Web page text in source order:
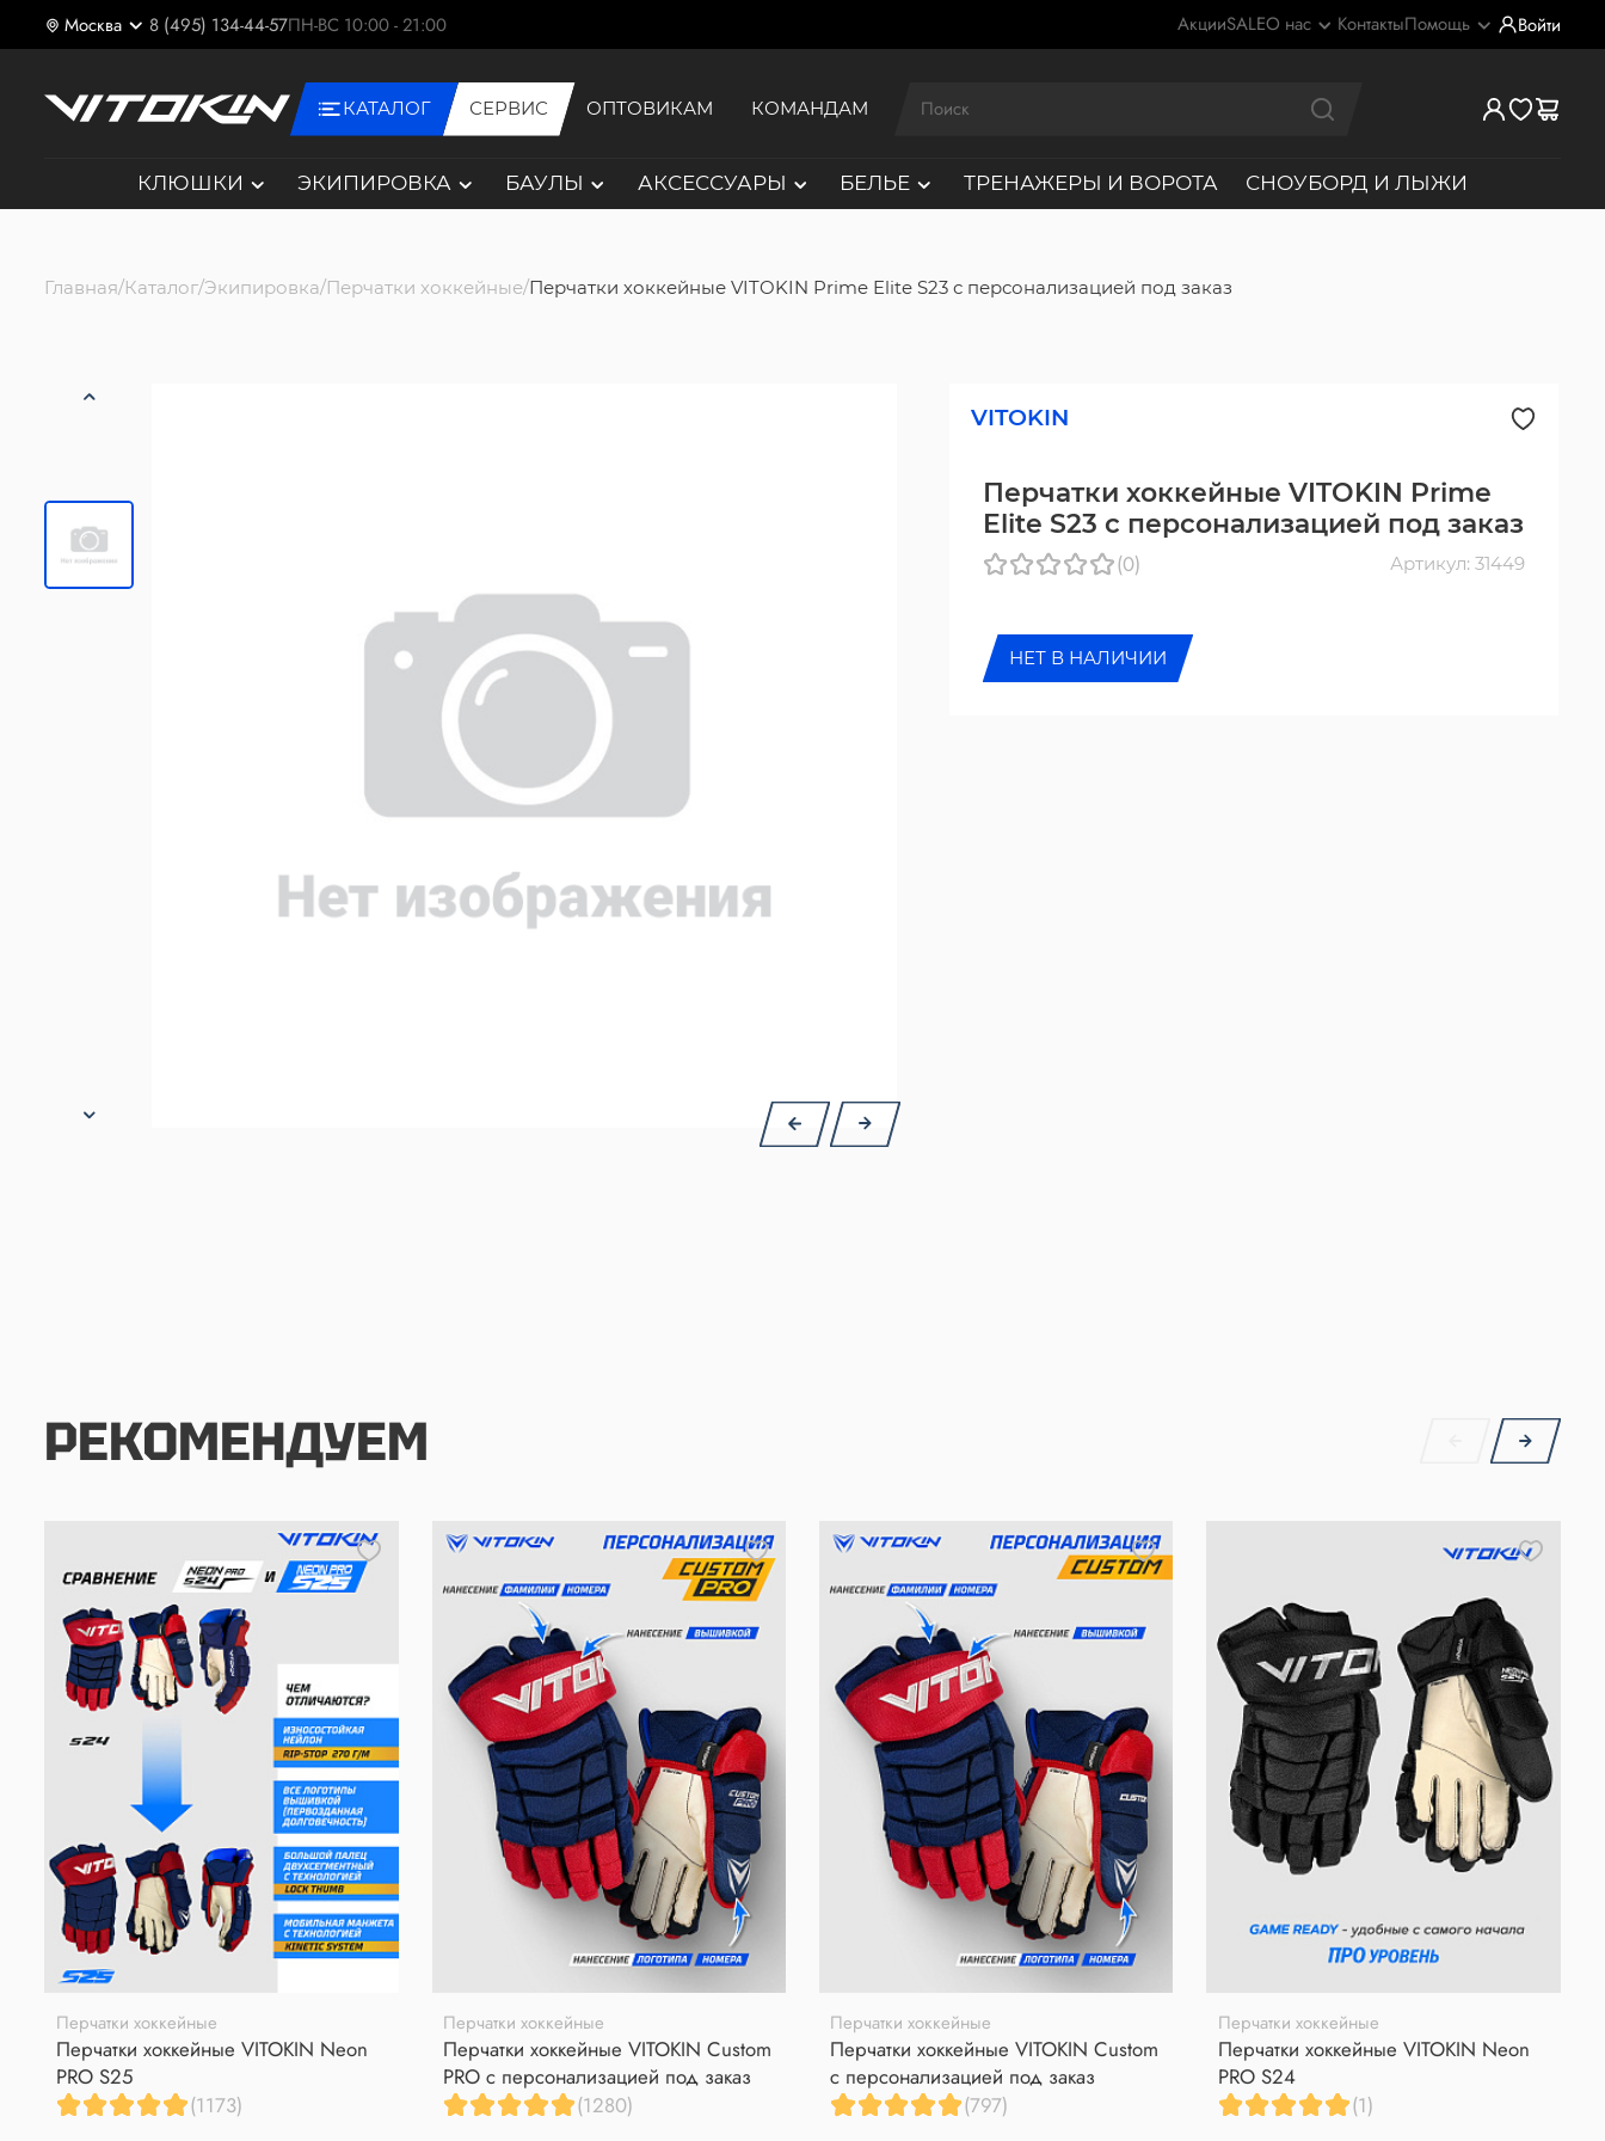
Москва 8 (495) 134-44-57ПН-ВС 10:00 - 21:00 АкцииSALEО нас КонтактыПомощь Войти
КАТАЛОГ СЕРВИС ОПТОВИКАМ КОМАНДАМ
КЛЮШКИ ЭКИПИРОВКА БАУЛЫ АКСЕССУАРЫ БЕЛЬЕ ТРЕНАЖЕРЫ И ВОРОТА СНОУБОРД И ЛЫЖИ
Главная Каталог Экипировка Перчатки хоккейные Перчатки хоккейные VITOKIN Prime Elite S23 с персонализацией под заказ
VITOKIN
Перчатки хоккейные VITOKIN Prime
Elite S23 с персонализацией под заказ
(0) Артикул: 31449
НЕТ В НАЛИЧИИ
РЕКОМЕНДУЕМ
Перчатки хоккейные
Перчатки хоккейные VITOKIN Neon
PRO S25
(1173)
Перчатки хоккейные
Перчатки хоккейные VITOKIN Custom
PRO с персонализацией под заказ
(1280)
Перчатки хоккейные
Перчатки хоккейные VITOKIN Custom
с персонализацией под заказ
(797)
Перчатки хоккейные
Перчатки хоккейные VITOKIN Neon
PRO S24
(1)